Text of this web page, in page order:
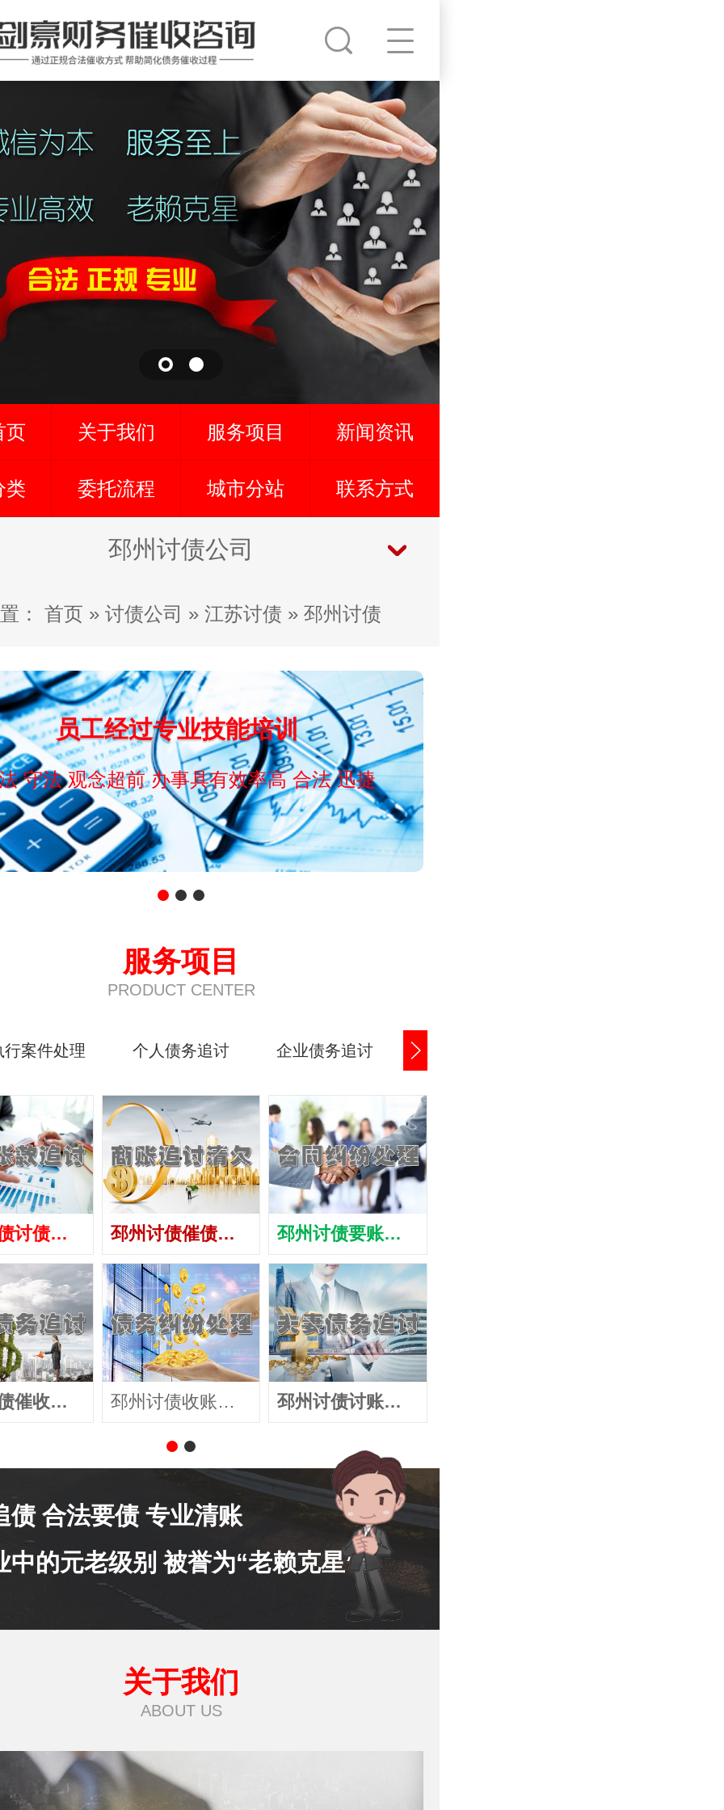
页 关于我们 服务项目 新闻资讯
类 委托流程 城市分站 联系方式
邳州讨债公司
： 首页 » 讨债公司 » 江苏讨债 » 邳州讨债
员工经过专业技能培训
守法 观念超前 办事具有效率高 合法 迅捷
服务项目
PRODUCT CENTER
行案件处理 个人债务追讨 企业债务追讨 商账追讨清欠
邳州讨债讨债公司
邳州讨债催收公司
邳州讨债催债公司
邳州讨债收账公司
邳州讨债要账公司
邳州讨债讨账公司
债 合法要债 专业清账
中的元老级别 被誉为“老赖克星”
关于我们
ABOUT US